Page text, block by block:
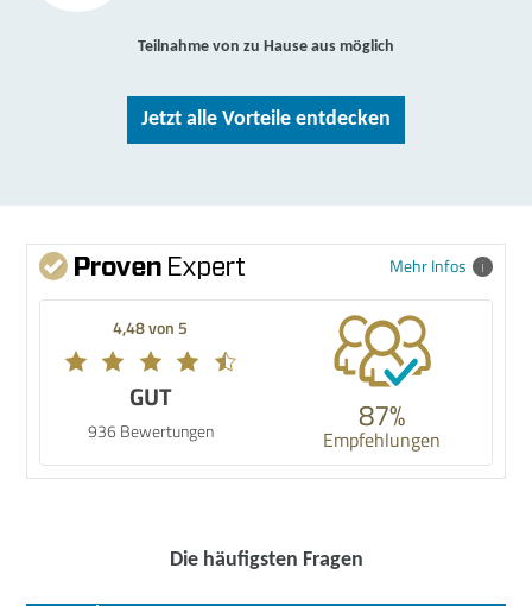
Teilnahme von zu Hause aus möglich
Jetzt alle Vorteile entdecken
Mehr Infos
4,48 von 5
GUT
936 Bewertungen 87%
Empfehlungen
Die häufigsten Fragen